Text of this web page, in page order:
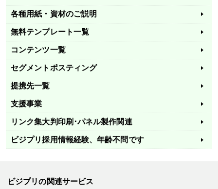
各種用紙・資材のご説明
無料テンプレート一覧
コンテンツ一覧
セグメントポスティング
提携先一覧
支援事業
リンク集大判印刷･パネル製作関連
ビジプリ採用情報経験、年齢不問です
ビジプリの関連サービス